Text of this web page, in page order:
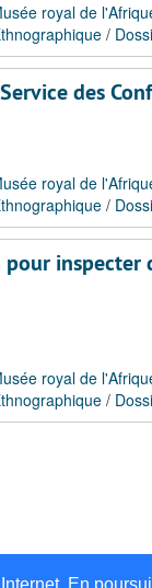
En
royal de
/
des
royal de
/
pour
royal de
/